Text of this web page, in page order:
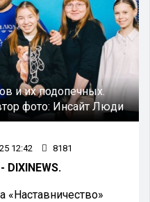
и их подопечных.
фото: Инсайт Люди
12:42 8181
«Наставничество»